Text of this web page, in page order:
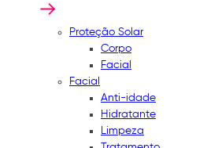
Proteção Solar
Corpo
Facial
Facial
Anti-idade
Hidratante
Limpeza